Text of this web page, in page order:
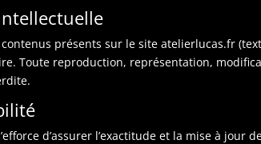
contenus présents sur le site atelierlucas.fr
Toute reproduction, représentation,
d’assurer l’exactitude et la mise à